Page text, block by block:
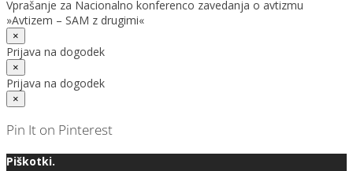
Vprašanje za Nacionalno konferenco zavedanja o avtizmu
»Avtizem – SAM z drugimi«
×
Prijava na dogodek
×
Prijava na dogodek
×
Pin It on Pinterest
Piškotki.